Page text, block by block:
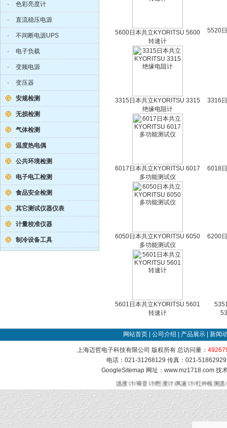
· 色彩亮度计
· 直流稳压电源
· 不间断电源UPS
· 电子负载
· 变频电源
· 变压器
安规检测
无损检测
气体检测
温度热电偶
公共环境检测
电子电工检测
食品安全检测
其它测试仪器仪表
计量校准仪器
制冷设备工具
5600日本共立KYORITSU 5600
转速计
5520
3315日本共立KYORITSU 3315
绝缘电阻计
3316
6017日本共立KYORITSU 6017
多功能测试仪
6018
6050日本共立KYORITSU 6050
多功能测试仪
6200
5601日本共立KYORITSU 5601
转速计
网站首页 公司介绍 产品展示 新闻
上海迈哲电子科技有限公司 版权所有 总访问量：
电话：021-31268129 传真：021-
GoogleSitemap网址：www.mz1718.com 技
温度计/噪音计/照度计/风速计/红外线测